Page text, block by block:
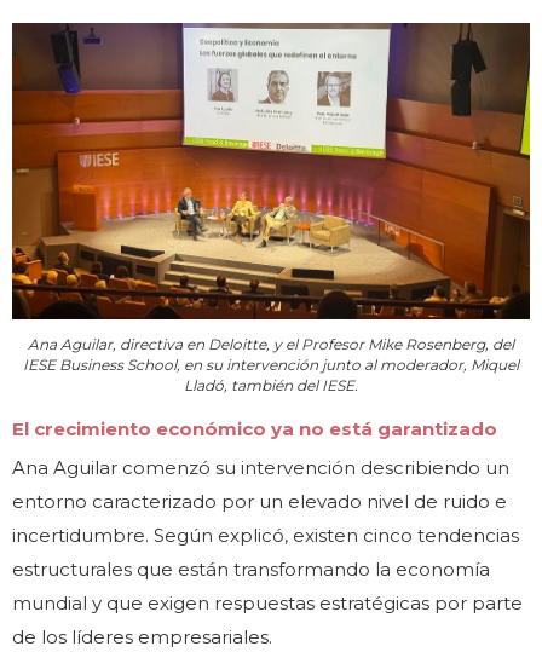
Ana Aguilar, directiva en Deloitte, y el Profesor Mike Rosenberg, del
IESE Business School, en su intervención junto al moderador, Miquel
Lladó, también del IESE.
El crecimiento económico ya no está garantizado
Ana Aguilar comenzó su intervención describiendo un
entorno caracterizado por un elevado nivel de ruido e
incertidumbre. Según explicó, existen cinco tendencias
estructurales que están transformando la economía
mundial y que exigen respuestas estratégicas por parte
de los líderes empresariales.